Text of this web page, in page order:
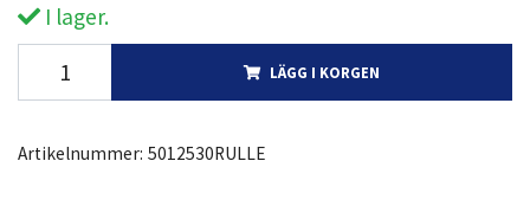
I lager.
LÄGG I KORGEN
Artikelnummer: 5012530RULLE